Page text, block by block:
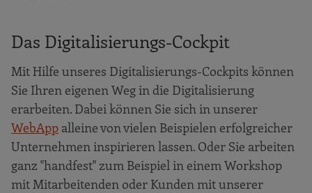
Das Digitalisierungs-Cockpit
Mit Hilfe unseres Digitalisierungs-Cockpits können
Sie Ihren eigenen Weg in die Digitalisierung
erarbeiten. Dabei können Sie sich in unserer
WebApp alleine von vielen Beispielen erfolgreicher
Unternehmen inspirieren lassen. Oder Sie arbeiten
ganz "handfest" zum Beispiel in einem Workshop
mit Mitarbeitenden oder Kunden mit unserer